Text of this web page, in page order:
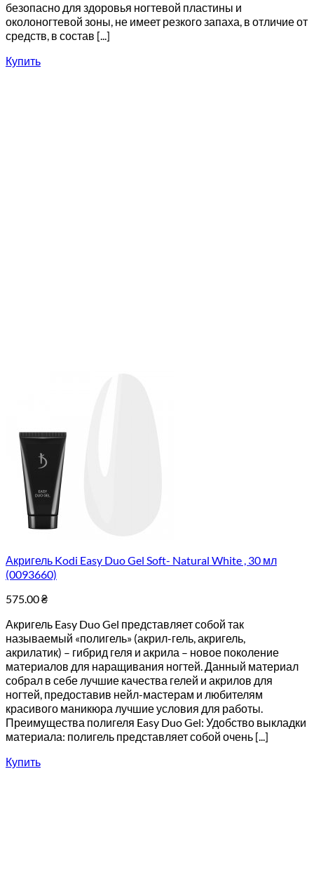
безопасно для здоровья ногтевой пластины и
околоногтевой зоны, не имеет резкого запаха, в отличие от
средств, в состав [...]
Купить
Акригель Kodi Easy Duo Gel Soft- Natural White , 30 мл
(0093660)
575.00₴
Акригель Easy Duo Gel представляет собой так
называемый «полигель» (акрил-гель, акригель,
акрилатик) – гибрид геля и акрила – новое поколение
материалов для наращивания ногтей. Данный материал
собрал в себе лучшие качества гелей и акрилов для
ногтей, предоставив нейл-мастерам и любителям
красивого маникюра лучшие условия для работы.
Преимущества полигеля Easy Duo Gel: Удобство выкладки
материала: полигель представляет собой очень [...]
Купить